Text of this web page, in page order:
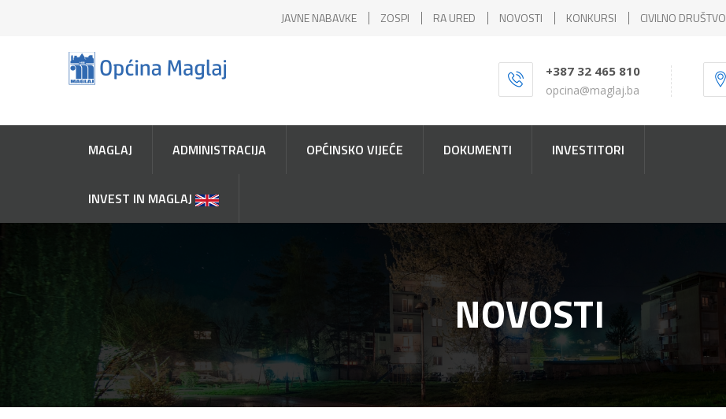
JAVNE NABAVKE ZOSPI RA URED NOVOSTI KONKURSI CIVILNO DRUŠTVO
+387 32 465 810
opcina@maglaj.ba
MAGLAJ ADMINISTRACIJA OPĆINSKO VIJEĆE DOKUMENTI INVESTITORI
INVEST IN MAGLAJ
NOVOSTI